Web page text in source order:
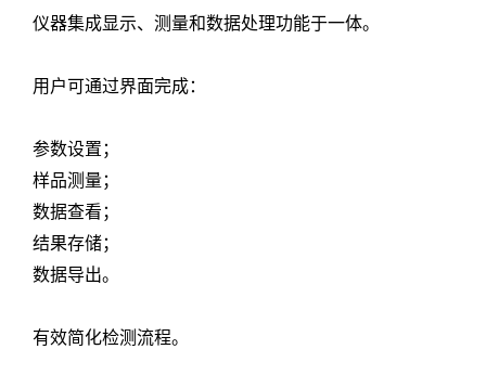
仪器集成显示、测量和数据处理功能于一体。
用户可通过界面完成：
参数设置；
样品测量；
数据查看；
结果存储；
数据导出。
有效简化检测流程。